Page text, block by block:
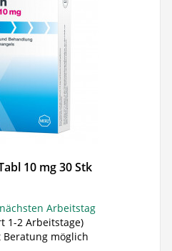
10 mg 30 Stk
Arbeitstag
1-2 Arbeitstage)
möglich